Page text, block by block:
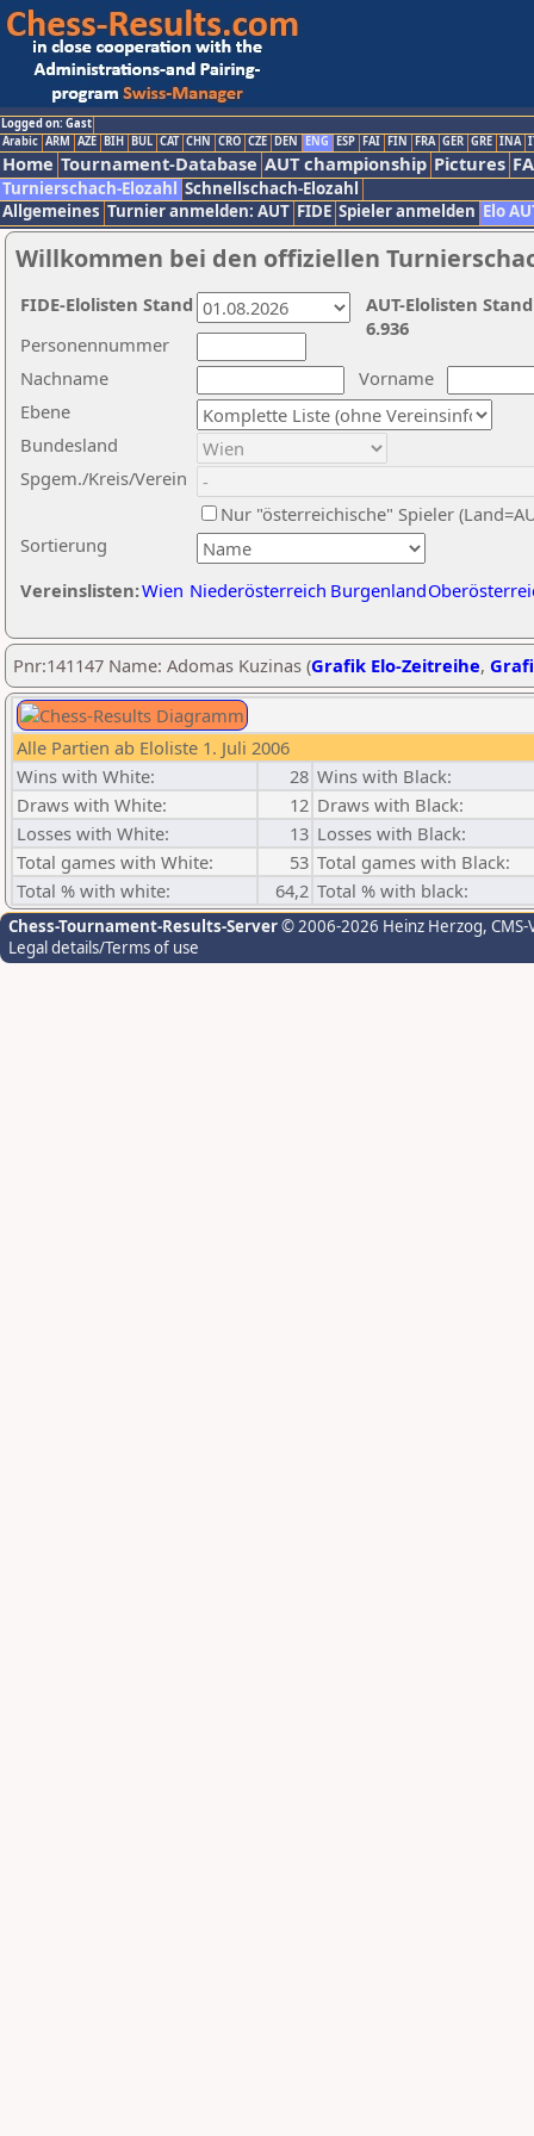
Logged on: Gast
Arabic ARM AZE BIH BUL CAT CHN CRO CZE DEN ENG ESP FAI FIN FRA GER GRE INA
Home Tournament-Database AUT championship Pictures
Turnierschach-Elozahl Schnellschach-Elozahl
Allgemeines Turnier anmelden: AUT FIDE Spieler anmelden Elo
Willkommen bei den offiziellen
Nachname
Vorname
Ebene
Sortierung
Personennummer
Bundesland
Spgem./Kreis/Verein
Nur "österreichische" Spieler
Vereinslisten:Wien Niederösterreich Burgenland
AUT-Elolisten
6.936
FIDE-Elolisten Stand
Pnr:141147 Name: Adomas Kuzinas (Grafik Elo-Zeitreihe,
Alle Partien ab Eloliste 1. Juli 2006
Wins with White:
28 Wins with Black:
Draws with White:
12 Draws with Black:
Losses with White:
13 Losses with Black:
Total games with White:
53 Total games with Black:
Total % with white:
64,2 Total % with black:
Chess-Tournament-Results-Server© 2006-2026 Heinz Herzog,
Legal details/Terms of use